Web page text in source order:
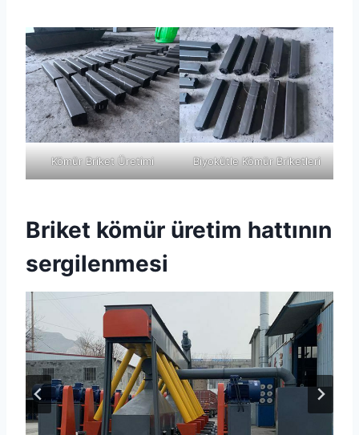
Kömür Briket Üretimi Biyokütle Kömür Briketleri
Briket kömür üretim hattının
sergilenmesi